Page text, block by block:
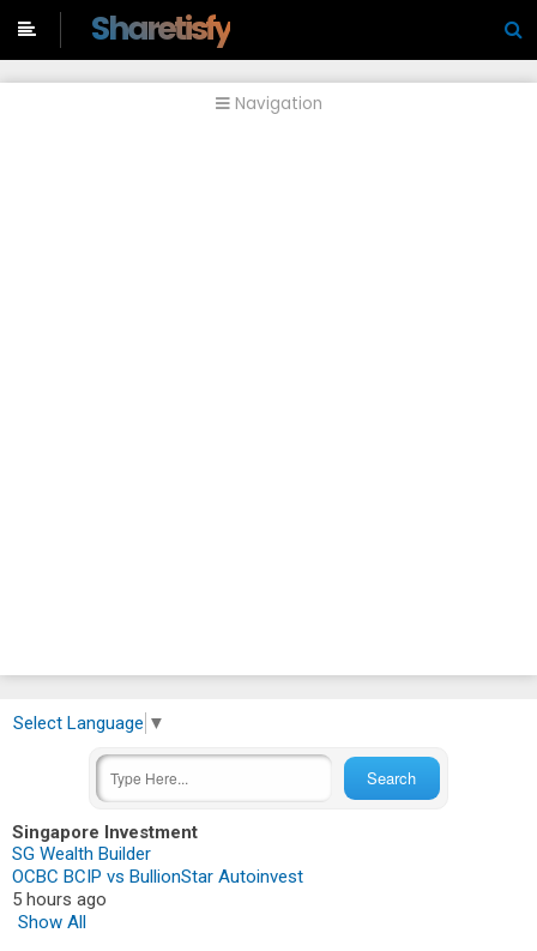
Sharetisfy
Navigation
Select Language ▼
Singapore Investment
SG Wealth Builder
OCBC BCIP vs BullionStar Autoinvest
5 hours ago
Show All